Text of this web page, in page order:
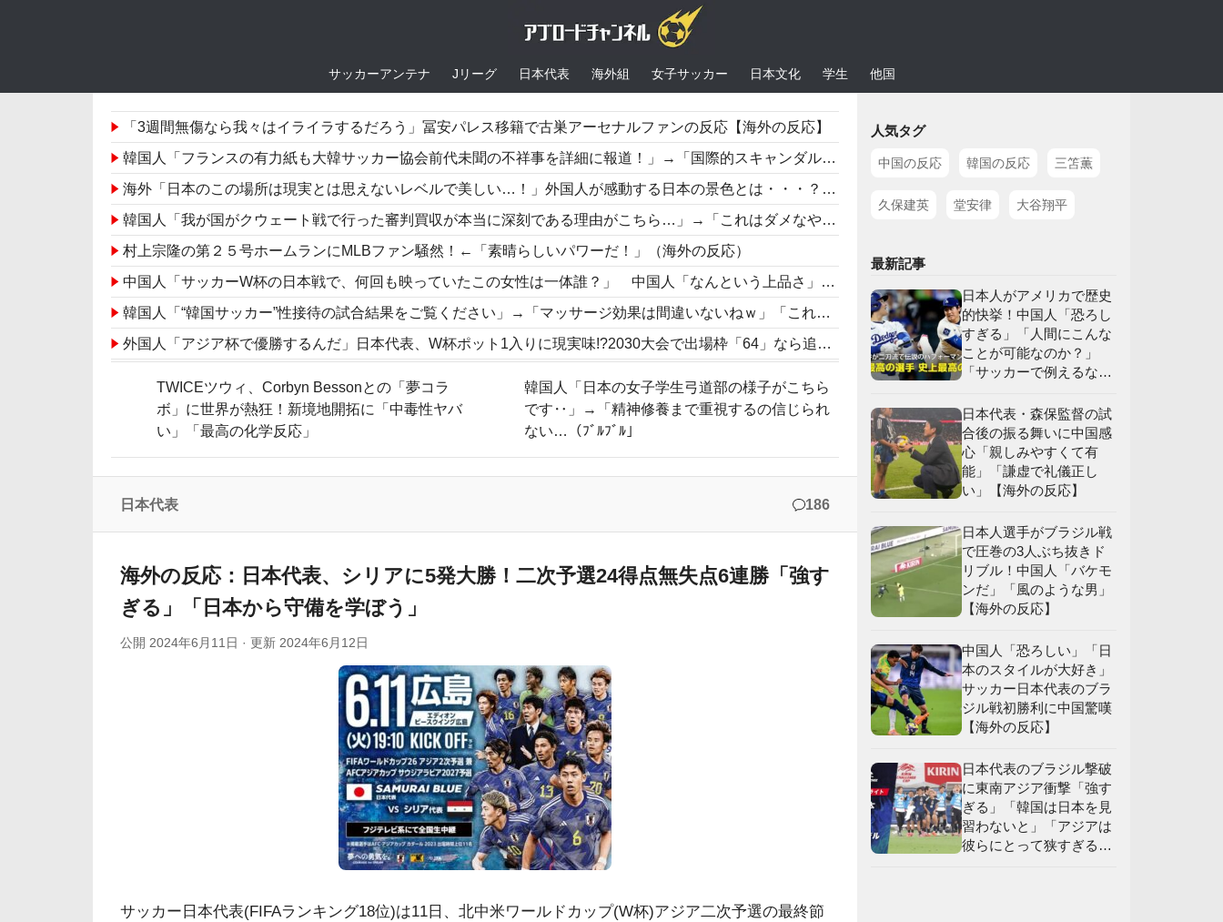
サッカーアンテナ Jリーグ 日本代表 海外組 女子サッカー 日本文化 学生 他国
「3週間無傷なら我々はイライラするだろう」冨安パレス移籍で古巣アーセナルファンの反応【海外の反応】
韓国人「フランスの有力紙も大韓サッカー協会前代未聞の不祥事を詳細に報道！」→「国際的スキャンダルに発展してしまう‥」
海外「日本のこの場所は現実とは思えないレベルで美しい…！」外国人が感動する日本の景色とは・・・？【海外の反応】
韓国人「我が国がクウェート戦で行った審判買収が本当に深刻である理由がこちら…」→「これはダメなやつ…（ﾌﾞﾙﾌﾞﾙ」＝韓国の反応
村上宗隆の第２５号ホームランにMLBファン騒然！←「素晴らしいパワーだ！」（海外の反応）
中国人「サッカーW杯の日本戦で、何回も映っていたこの女性は一体誰？」 中国人「なんという上品さ」「どう見ても一般人ではない」
韓国人「“韓国サッカー”性接待の試合結果をご覧ください」→「マッサージ効果は間違いないねｗ」「これが本当のベッドサッカーだ」
外国人「アジア杯で優勝するんだ」日本代表、W杯ポット1入りに現実味!?2030大会で出場枠「64」なら追い風に！アメリカ人もポット1争いに熱視線！【海外の反応】
大地震が起きても手術をやり遂げる日本の医療チーム、海外でも凄すぎると絶賛
海外「さすが日本！」日本とドイツの仕事効率の差が分かる数字に海外が大騒ぎ
【海外の反応】ベトナム人「ベトナムは先進国よりも数学に秀でているのになぜ後進国なんだ？」
海外「選手の反発が楽しみ」モウリーニョがレアル・に導入した新ルール（海外の反応）
TWICEツウィ、Corbyn Bessonとの「夢コラ
ボ」に世界が熱狂！新境地開拓に「中毒性ヤバ
い」「最高の化学反応」
韓国人「日本の女子学生弓道部の様子がこちら
です‥」→「精神修養まで重視するの信じられ
ない…（ﾌﾞﾙﾌﾞﾙ」
日本代表 186
海外の反応：日本代表、シリアに5発大勝！二次予選24得点無失点6連勝「強す
ぎる」「日本から守備を学ぼう」
公開 2024年6月11日 · 更新 2024年6月12日
サッカー日本代表(FIFAランキング18位)は11日、北中米ワールドカップ(W杯)アジア二次予選の最終節
人気タグ
中国の反応 韓国の反応 三笘薫
久保建英 堂安律 大谷翔平
最新記事
日本人がアメリカで歴史
的快挙！中国人「恐ろし
すぎる」「人間にこんな
ことが可能なのか？」
「サッカーで例えるな
日本代表・森保監督の試
合後の振る舞いに中国感
心「親しみやすくて有
能」「謙虚で礼儀正し
い」【海外の反応】
日本人選手がブラジル戦
で圧巻の3人ぶち抜きド
リブル！中国人「バケモ
ンだ」「風のような男」
【海外の反応】
中国人「恐ろしい」「日
本のスタイルが大好き」
サッカー日本代表のブラ
ジル戦初勝利に中国驚嘆
【海外の反応】
日本代表のブラジル撃破
に東南アジア衝撃「強す
ぎる」「韓国は日本を見
習わないと」「アジアは
彼らにとって狭すぎる」